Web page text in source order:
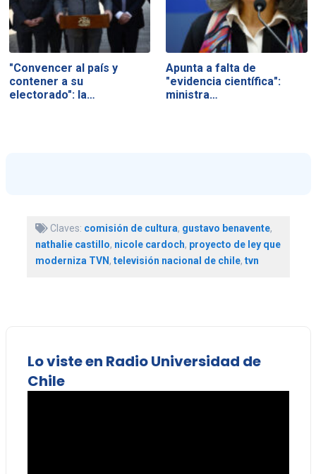
"Convencer al país y
contener a su
electorado": la…
Apunta a falta de
"evidencia científica":
ministra…
Claves: comisión de cultura, gustavo benavente,
nathalie castillo, nicole cardoch, proyecto de ley que
moderniza TVN, televisión nacional de chile, tvn
Lo viste en Radio Universidad de
Chile